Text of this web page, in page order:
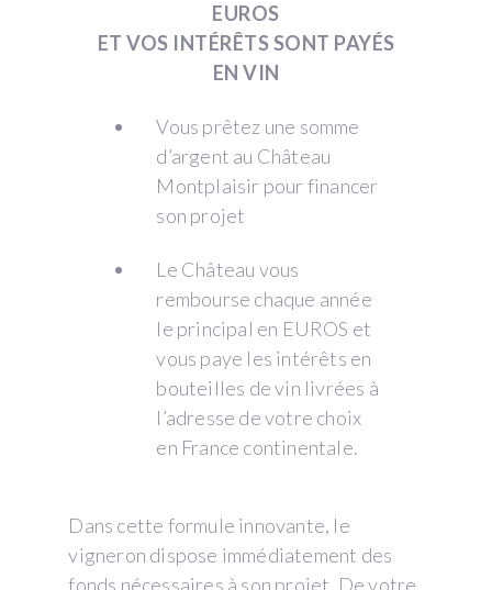
EUROS
ET VOS INTÉRÊTS SONT PAYÉS
EN VIN
Vous prêtez une somme
d’argent au Château
Montplaisir pour financer
son projet
Le Château vous
rembourse chaque année
le principal en EUROS et
vous paye les intérêts en
bouteilles de vin livrées à
l’adresse de votre choix
en France continentale.
Dans cette formule innovante, le
vigneron dispose immédiatement des
fonds nécessaires à son projet. De votre